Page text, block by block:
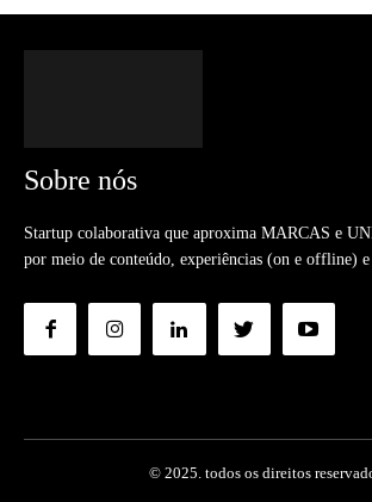
Sobre nós
Startup colaborativa que aproxima MARCAS e
por meio de conteúdo, experiências (on e offline) e
© 2025. todos os direitos